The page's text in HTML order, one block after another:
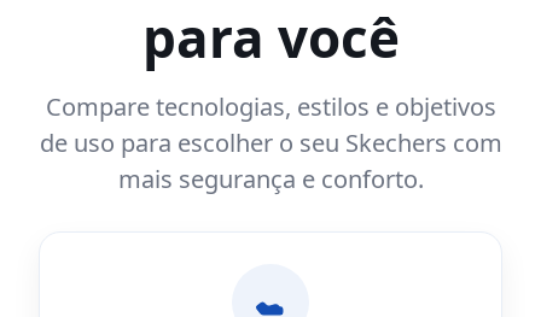
para você
Compare tecnologias, estilos e objetivos
de uso para escolher o seu Skechers com
mais segurança e conforto.